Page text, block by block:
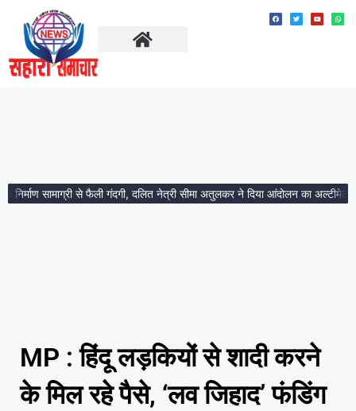
सामाग्री से फैली गंदगी, दलित नेत्री सीमा अतुलकर ने दिया आंदोलन का अल्टीमेटम।
MP : हिंदू लड़कियों से शादी करने
के मिल रहे पैसे, ‘लव जिहाद’ फंडिंग